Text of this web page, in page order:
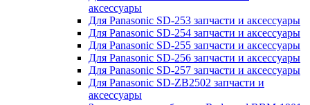
аксессуары
Для Panasonic SD-253 запчасти и аксессуары
Для Panasonic SD-254 запчасти и аксессуары
Для Panasonic SD-255 запчасти и аксессуары
Для Panasonic SD-256 запчасти и аксессуары
Для Panasonic SD-257 запчасти и аксессуары
Для Panasonic SD-ZB2502 запчасти и
аксессуары